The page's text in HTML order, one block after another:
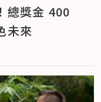
總獎金 400
未來